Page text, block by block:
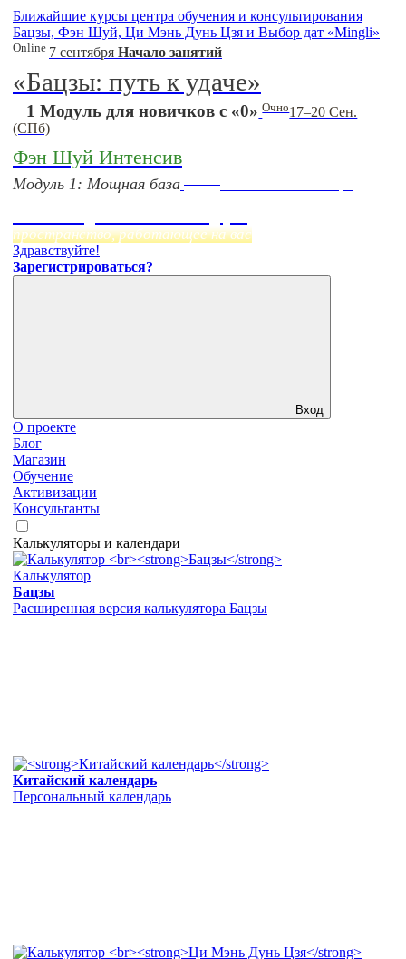
Ближайшие курсы центра обучения и консультирования
Бацзы, Фэн Шуй, Ци Мэнь Дунь Цзя и Выбор дат «Mingli»
Online 7 сентября Начало занятий
«Бацзы: путь к удаче»
1 Модуль для новичков с «0» Очно17–20 Сен.
(СПб)
Фэн Шуй Интенсив
Модуль 1: Мощная база
пространство, работающее на вас
Здравствуйте!
Зарегистрироваться?
Вход
О проекте
Блог
Магазин
Обучение
Активизации
Консультанты
Калькуляторы и календари
Калькулятор
Бацзы
Расширенная версия калькулятора Бацзы
Китайский календарь
Персональный календарь